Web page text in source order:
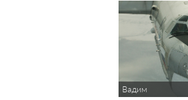
Вадим